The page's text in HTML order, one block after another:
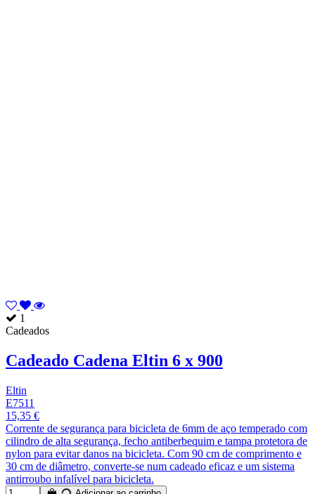
1
Cadeados
Cadeado Cadena Eltin 6 x 900
Eltin
E7511
15,35 €
Corrente de segurança para bicicleta de 6mm de aço temperado com
cilindro de alta segurança, fecho antiberbequim e tampa protetora de
nylon para evitar danos na bicicleta. Com 90 cm de comprimento e
30 cm de diâmetro, converte-se num cadeado eficaz e um sistema
antirroubo infalível para bicicleta.